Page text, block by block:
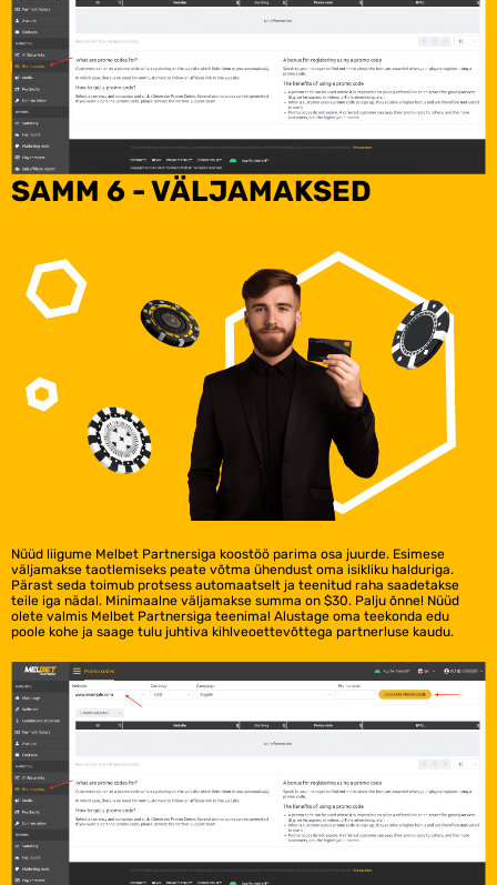
SAMM 6 - VÄLJAMAKSED
Nüüd liigume Melbet Partnersiga koostöö parima osa juurde. Esimese
väljamakse taotlemiseks peate võtma ühendust oma isikliku halduriga.
Pärast seda toimub protsess automaatselt ja teenitud raha saadetakse
teile iga nädal. Minimaalne väljamakse summa on $30. Palju õnne! Nüüd
olete valmis Melbet Partnersiga teenima! Alustage oma teekonda edu
poole kohe ja saage tulu juhtiva kihlveoettevõttega partnerluse kaudu.